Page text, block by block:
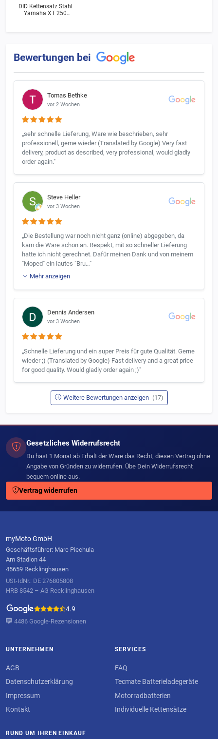
DID Kettensatz Stahl
Yamaha XT 250
Bewertungen bei
Tomas Bethke
vor 2 Wochen
„sehr schnelle Lieferung, Ware wie beschrieben, sehr
professionell, gerne wieder (Translated by Google) Very fast
delivery, product as described, very professional, would gladly
order again."
Steve Heller
vor 3 Wochen
„Die Bestellung war noch nicht ganz (online) abgegeben, da
kam die Ware schon an. Respekt, mit so schneller Lieferung
hatte ich nicht gerechnet. Dafür meinen Dank und von meinem
"Moped" ein lautes "Bru…"
Mehr anzeigen
Dennis Andersen
vor 3 Wochen
„Schnelle Lieferung und ein super Preis für gute Qualität. Gerne
wieder ;) (Translated by Google) Fast delivery and a great price
for good quality. Would gladly order again ;)"
Weitere Bewertungen anzeigen (17)
Gesetzliches Widerrufsrecht
Du hast 1 Monat ab Erhalt der Ware das Recht, diesen Vertrag ohne
Angabe von Gründen zu widerrufen. Übe Dein Widerrufsrecht
bequem online aus.
Vertrag widerrufen
myMoto GmbH
Geschäftsführer: Marc Piechula
Am Stadion 44
45659 Recklinghausen
USt-IdNr.: DE 276805808
HRB 8542 – AG Recklinghausen
4.9
4486 Google-Rezensionen
UNTERNEHMEN
AGB
Datenschutzerklärung
Impressum
Kontakt
SERVICES
FAQ
Tecmate Batterieladegeräte
Motorradbatterien
Individuelle Kettensätze
RUND UM IHREN EINKAUF